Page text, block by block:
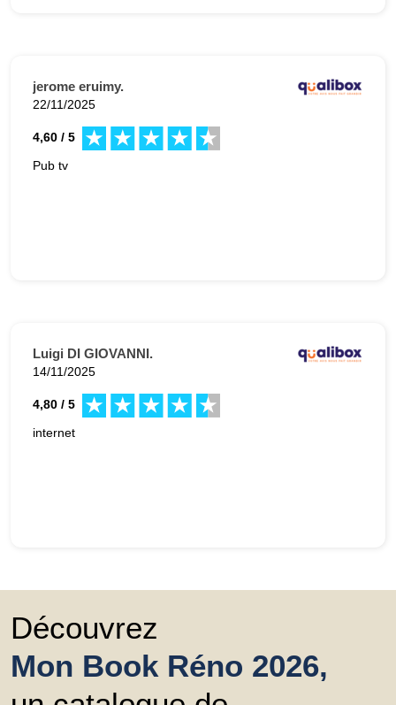
jerome eruimy.
22/11/2025
4,60 / 5
Pub tv
Luigi DI GIOVANNI.
14/11/2025
4,80 / 5
internet
Découvrez
Mon Book Réno 2026,